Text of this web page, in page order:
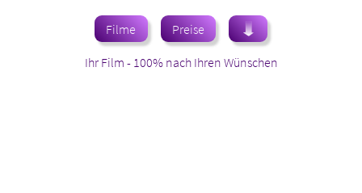
Filme Preise
Ihr Film - 100% nach Ihren Wünschen